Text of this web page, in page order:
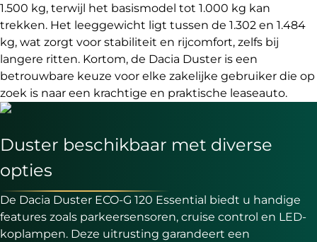
1.500 kg, terwijl het basismodel tot 1.000 kg kan
trekken. Het leeggewicht ligt tussen de 1.302 en 1.484
kg, wat zorgt voor stabiliteit en rijcomfort, zelfs bij
langere ritten. Kortom, de Dacia Duster is een
betrouwbare keuze voor elke zakelijke gebruiker die op
zoek is naar een krachtige en praktische leaseauto.
Duster beschikbaar met diverse
opties
De Dacia Duster ECO-G 120 Essential biedt u handige
features zoals parkeersensoren, cruise control en LED-
koplampen. Deze uitrusting garandeert een